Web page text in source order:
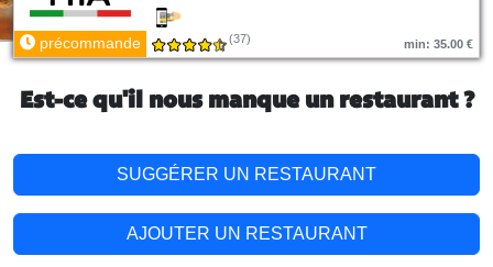
précommande (37) min: 35.00 €
Est-ce qu'il nous manque un restaurant ?
SUGGÉRER UN RESTAURANT
AJOUTER UN RESTAURANT